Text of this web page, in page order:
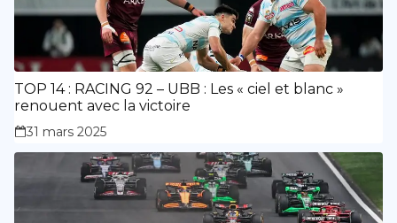
TOP 14 : RACING 92 – UBB : Les « ciel et blanc »
renouent avec la victoire
31 mars 2025